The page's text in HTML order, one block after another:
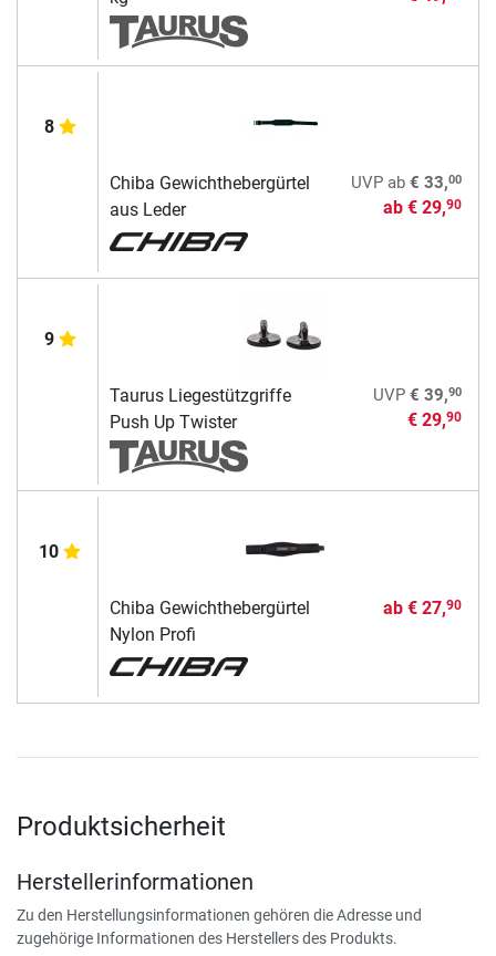
8
Chiba Gewichthebergürtel
aus Leder
UVPab € 33,00
ab € 29,90
9
Taurus Liegestützgriffe
Push Up Twister
UVP € 39,90
€ 29,90
10
Chiba Gewichthebergürtel
Nylon Profi
ab € 27,90
Produktsicherheit
Herstellerinformationen
Zu den Herstellungsinformationen gehören die Adresse und
zugehörige Informationen des Herstellers des Produkts.